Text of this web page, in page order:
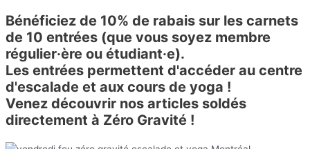
Bénéficiez de 10% de rabais sur les carnets
de 10 entrées (que vous soyez membre
régulier·ère ou étudiant·e).
Les entrées permettent d'accéder au centre
d'escalade et aux cours de yoga !
Venez découvrir nos articles soldés
directement à Zéro Gravité !